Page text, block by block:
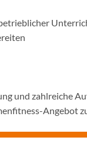
und zahlreiche
Angebot